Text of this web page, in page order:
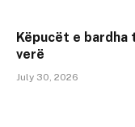
Këpucët e bardha
verë
July 30, 2026